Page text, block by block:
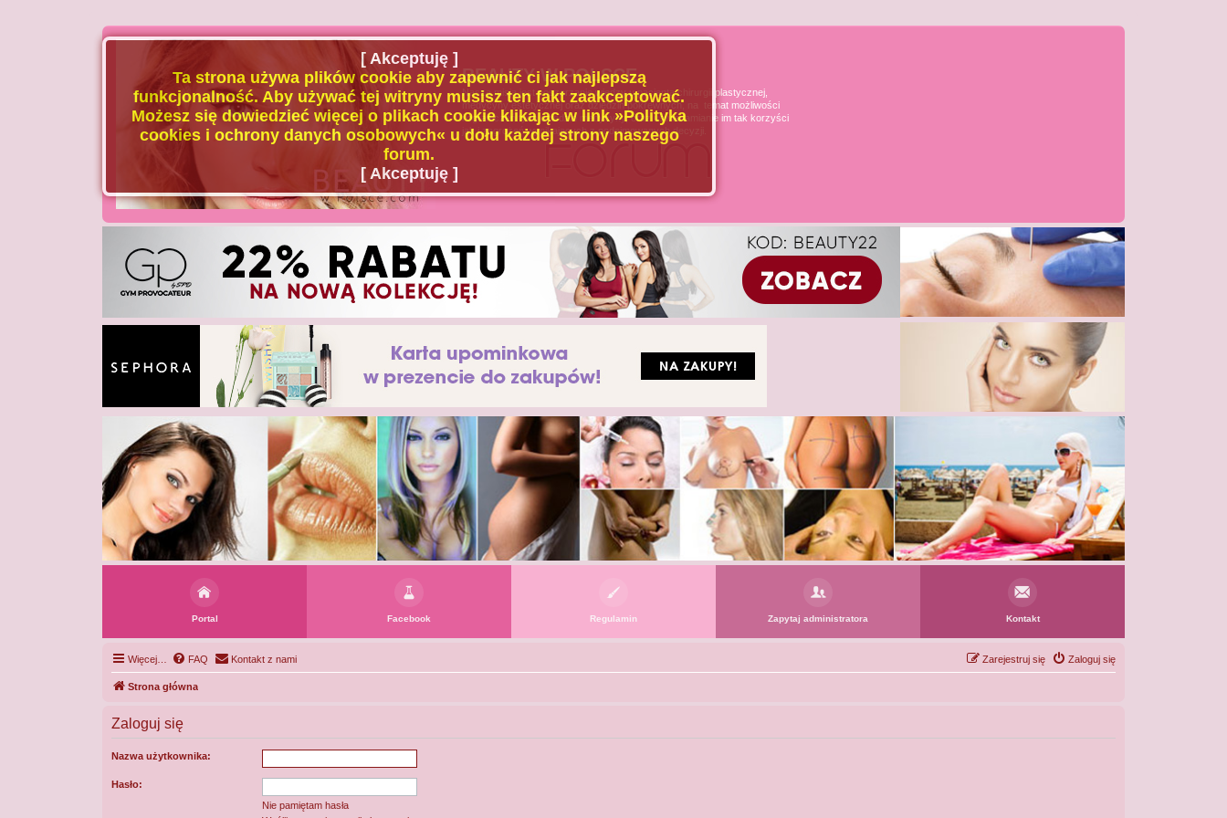
BEAUTY W POLSCE
Naszą misją jest poszerzanie wiedzy u pacjenta chirurgii plastycznej,
medycyny estetycznej oraz dziedzin pokrewnych, na temat możliwości
i ograniczeń tych dziedzin medycyny, oraz uświadamianie im tak korzyści
jak i zagrożeń wynikających z podejmowanych decyzji.
Portal Facebook Regulamin Zapytaj administratora Kontakt
Więcej… FAQ Kontakt z nami Zaloguj się
Zarejestruj się
Strona główna
Zaloguj się
Nazwa użytkownika:
Hasło:
Nie pamiętam hasła
[ Akceptuję ]
Ta strona używa plików cookie aby zapewnić ci jak najlepszą
funkcjonalność. Aby używać tej witryny musisz ten fakt zaakceptować.
Możesz się dowiedzieć więcej o plikach cookie klikając w link »Polityka
cookies i ochrony danych osobowych« u dołu każdej strony naszego
forum.
[ Akceptuję ]